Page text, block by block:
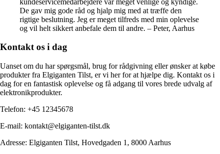
De gav mig gode råd og hjalp mig med at træffe den
rigtige beslutning. Jeg er meget tilfreds med min oplevelse
og vil helt sikkert anbefale dem til andre. – Peter, Aarhus
Kontakt os i dag
Uanset om du har spørgsmål, brug for rådgivning eller ønsker at købe
produkter fra Elgiganten Tilst, er vi her for at hjælpe dig. Kontakt os i
dag for en fantastisk oplevelse og få adgang til vores brede udvalg af
elektronikprodukter.
Telefon: +45 12345678
E-mail: kontakt@elgiganten-tilst.dk
Adresse: Elgiganten Tilst, Hovedgaden 1, 8000 Aarhus